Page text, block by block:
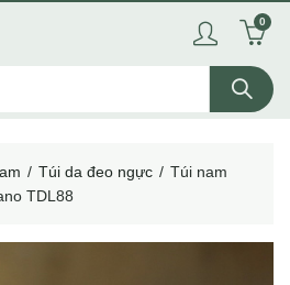
0
Túi da đeo ngực
Túi nam
TDL88